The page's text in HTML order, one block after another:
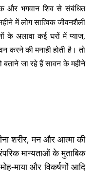
और भगवान शिव से संबंधित
में लोग सात्विक जीवनशैली
के अलावा कई घरों में प्याज,
की मनाही होती है। तो
जा रहे हैं सावन के महीने
शरीर, मन और आत्मा की
मान्यताओं के मुताबिक
माया और विकर्षणों आदि